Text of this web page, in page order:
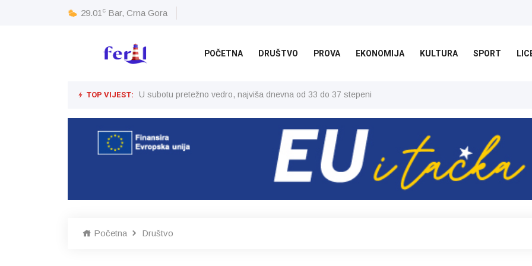
29.01 c Bar, Crna Gora
POČETNA DRUŠTVO PROVA EKONOMIJA KULTURA SPORT
TOP VIJEST: U subotu pretežno vedro, najviša dnevna od 33 do 37 stepeni
Početna Društvo